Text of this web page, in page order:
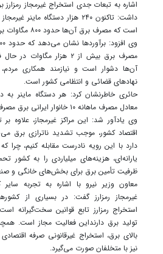
اشاره به تبعات جدی استخراج غیرمجاز رمزارز
داشت: تاکنون ۲۴۰ هزار دستگاه
است که مصرف برق آن‌ها حدود ۸۰۰ مگاوات برآورد می‌شود.
مصرف برق بیش از ۲ هزار
آن‌ها دشوار است و نیازمند همکاری
نهادهای قضائی و انتظامی کشور است.
حائری خاطرنشان کرد: هر دستگاه ماینر به
معادل مصرف ماهانه ۱۰ خانوار ایرانی برق مصرف می‌کند.
وی یادآور شد: این مراکز غیرمجاز، علاوه
اقتصاد کشور، موجب تشدید ناترازی برق
دارد با این رویه نادرست مقابله کنیم، چرا
یارانه‌ای، هزینه‌های میلیاردی را به
ظرفیت تأمین برق برای بخش‌های خانگی و
معاون وزیر نیرو با اشاره به تجربه سایر
غیرمجاز رمزارز گفت: در بسیاری از
استخراج رمزارز تابع قوانین سخت‌گیرانه
تولید برق دارنداین فعالیت مجاز است.
بالای برق، استخراج غیرقانونی صرفه
نیز با متخلفان صورت می‌گیرد.